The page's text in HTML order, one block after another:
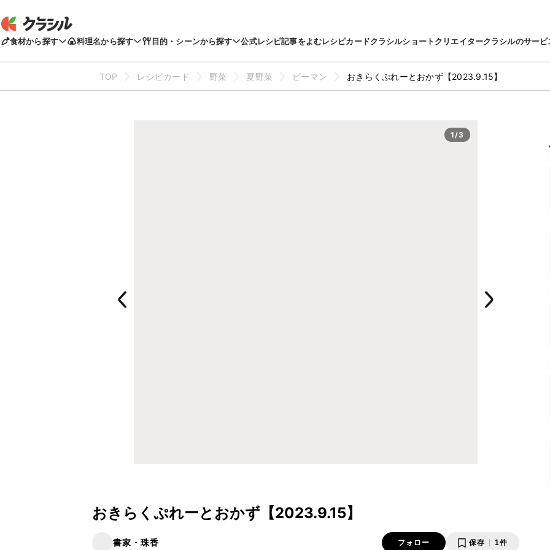
食材から探す 料理名から探す 目的・シーンから探す 公式レシピ記事をよむレシピカードクラシルショートクリエイタークラシルのサービ
TOP レシピカード 野菜 夏野菜 ピーマン おきらくぷれーとおかず【2023.9.15】
1/3
おきらくぷれーとおかず【2023.9.15】
書家・珠香 フォロー 保存 1件